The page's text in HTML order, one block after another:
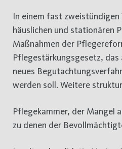
In einem fast
häuslichen und stationären
Maßnahmen der
Pflegestärkungsgesetz, das
neues
werden soll. Weitere
Pflegekammer, der Mangel
zu denen der